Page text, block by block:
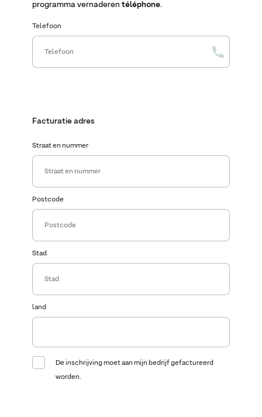
programma vernaderen téléphone.
Telefoon
Facturatie adres
Straat en nummer
Postcode
Stad
land
De inschrijving moet aan mijn bedrijf gefactureerd
worden.